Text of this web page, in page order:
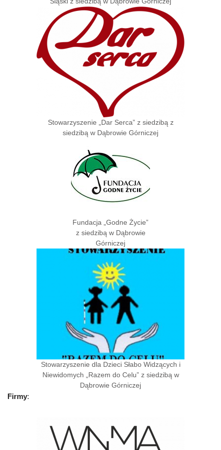
Stowarzyszenie „Dar Serca” z siedzibą z
siedzibą w Dąbrowie Górniczej
Fundacja „Godne Życie”
z siedzibą w Dąbrowie
Górniczej
Stowarzyszenie dla Dzieci Słabo Widzących i
Niewidomych „Razem do Celu” z siedzibą w
Dąbrowie Górniczej
Firmy: